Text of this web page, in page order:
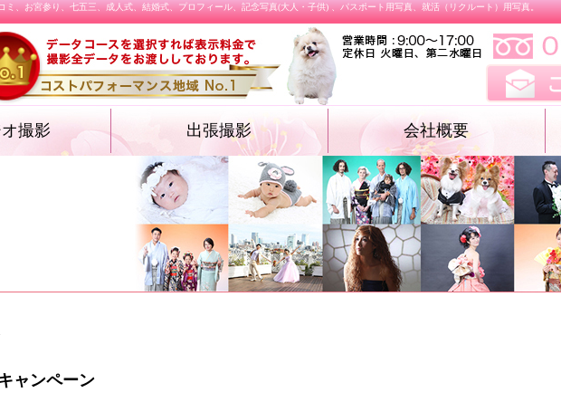
ミ、お宮参り、七五三、成人式、結婚式、プロフィール、記念写真(大人・子供) 、パスポート用写真、就活（リクルート）用写真。
撮影 出張撮影
結婚式
施設撮影（入園式・入学式ほか）
飲食店メニュー
会社概要
ャンペーン